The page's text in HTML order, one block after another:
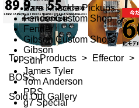
Bare Knuckle Pickups
Fender Custom Shop
Fender
Gibson Custom Shop
Gibson
Suhr
James Tyler
Tom Anderson
PRS
g7 Special
Top > Products > Effector >
BOSS
Sold Out Gallery